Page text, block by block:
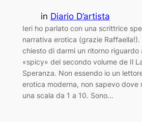
in Diario D’artista
Ieri ho parlato con una scrittrice
narrativa erotica (grazie
chiesto di darmi un ritorno riguardo
«spicy» del secondo volume de Il
Speranza. Non essendo io un
erotica moderna, non sapevo dove
una scala da 1 a 10. Sono…